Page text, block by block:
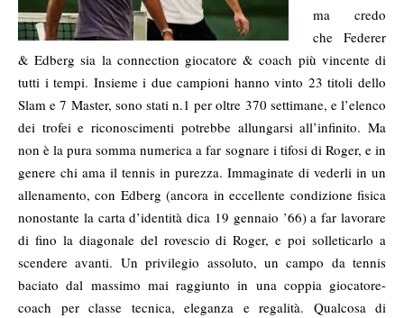
ma credo
che Federer
& Edberg sia la connection giocatore & coach più vincente di
tutti i tempi. Insieme i due campioni hanno vinto 23 titoli dello
Slam e 7 Master, sono stati n.1 per oltre 370 settimane, e l’elenco
dei trofei e riconoscimenti potrebbe allungarsi all’infinito. Ma
non è la pura somma numerica a far sognare i tifosi di Roger, e in
genere chi ama il tennis in purezza. Immaginate di vederli in un
allenamento, con Edberg (ancora in eccellente condizione fisica
nonostante la carta d’identità dica 19 gennaio ’66) a far lavorare
di fino la diagonale del rovescio di Roger, e poi solleticarlo a
scendere avanti. Un privilegio assoluto, un campo da tennis
baciato dal massimo mai raggiunto in una coppia giocatore-
coach per classe tecnica, eleganza e regalità. Qualcosa di